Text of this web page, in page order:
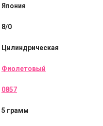
Япония
8/0
Цилиндрическая
Фиолетовый
0857
5 грамм